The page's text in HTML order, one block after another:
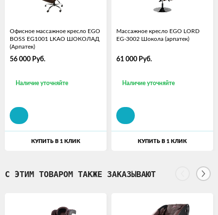
Офисное массажное кресло EGO
BOSS EG1001 LKAO ШОКОЛАД
(Арпатек)
56 000 Руб.
Наличие уточняйте
КУПИТЬ В 1 КЛИК
Массажное кресло EGO LORD
EG-3002 Шокола (арпатек)
61 000 Руб.
Наличие уточняйте
КУПИТЬ В 1 КЛИК
С ЭТИМ ТОВАРОМ ТАКЖЕ ЗАКАЗЫВАЮТ